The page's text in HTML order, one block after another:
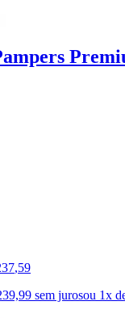
,59
sem jurosou 1x